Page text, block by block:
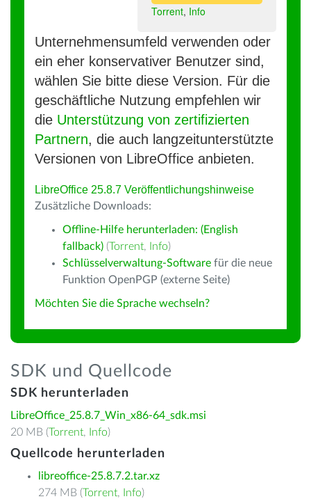
Torrent, Info
Unternehmensumfeld verwenden oder
ein eher konservativer Benutzer sind,
wählen Sie bitte diese Version. Für die
geschäftliche Nutzung empfehlen wir
die Unterstützung von zertifizierten
Partnern, die auch langzeitunterstützte
Versionen von LibreOffice anbieten.
LibreOffice 25.8.7 Veröffentlichungshinweise
Zusätzliche Downloads:
Offline-Hilfe herunterladen: (English
fallback) (Torrent, Info)
Schlüsselverwaltung-Software für die neue
Funktion OpenPGP (externe Seite)
Möchten Sie die Sprache wechseln?
SDK und Quellcode
SDK herunterladen
LibreOffice_25.8.7_Win_x86-64_sdk.msi
20 MB (Torrent, Info)
Quellcode herunterladen
libreoffice-25.8.7.2.tar.xz
274 MB (Torrent, Info)